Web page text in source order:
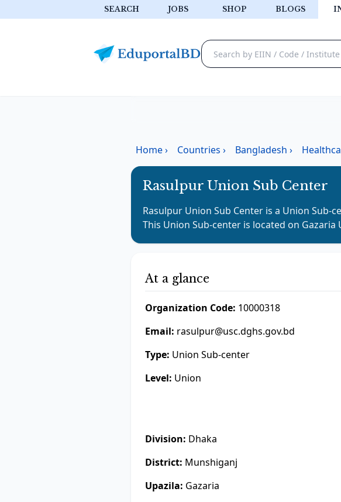
SEARCH JOBS SHOP BLOGS
Home› Countries › Bangladesh ›
Rasulpur Union Sub Center
Rasulpur Union Sub Center is a Union Sub-
This Union Sub-center is located on Gazaria
At a glance
Organization Code: 10000318
Email: rasulpur@usc.dghs.gov.bd
Type: Union Sub-center
Level: Union
Division: Dhaka
District: Munshiganj
Upazila: Gazaria